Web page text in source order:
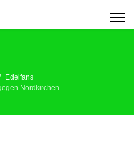
Edelfans
Nordkirchen